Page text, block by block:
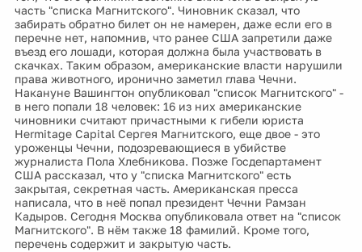
часть "списка Магнитского". Чиновник сказал, что
забирать обратно билет он не намерен, даже если его в
перечне нет, напомнив, что ранее США запретили даже
въезд его лошади, которая должна была участвовать в
скачках. Таким образом, американские власти нарушили
права животного, иронично заметил глава Чечни.
Накануне Вашингтон опубликовал "список Магнитского" -
в него попали 18 человек: 16 из них американские
чиновники считают причастными к гибели юриста
Hermitage Capital Сергея Магнитского, еще двое - это
уроженцы Чечни, подозревающиеся в убийстве
журналиста Пола Хлебникова. Позже Госдепартамент
США рассказал, что у "списка Магнитского" есть
закрытая, секретная часть. Американская пресса
написала, что в неё попал президент Чечни Рамзан
Кадыров. Сегодня Москва опубликовала ответ на "список
Магнитского". В нём также 18 фамилий. Кроме того,
перечень содержит и закрытую часть.